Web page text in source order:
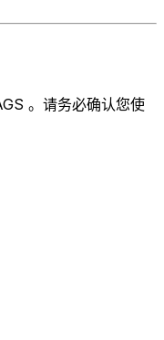
。请务必确认您使